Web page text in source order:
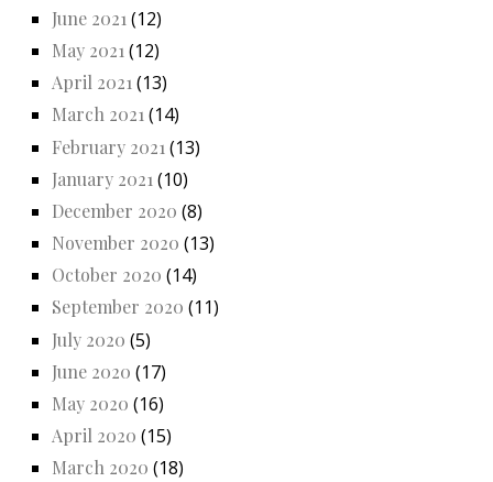
June 2021 (12)
May 2021 (12)
April 2021 (13)
March 2021(14)
February 2021 (13)
January 2021 (10)
December 2020 (8)
November 2020 (13)
October 2020 (14)
September 2020 (11)
July 2020 (5)
June 2020 (17)
May 2020 (16)
April 2020 (15)
March 2020 (18)